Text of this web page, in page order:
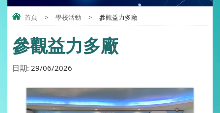
首頁 > 學校活動 > 參觀益力多廠
參觀益力多廠
日期: 29/06/2026